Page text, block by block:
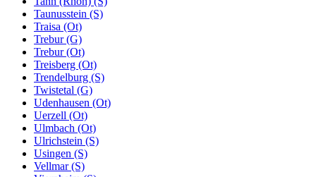
Taunusstein (S)
Traisa (Ot)
Trebur (G)
Trebur (Ot)
Treisberg (Ot)
Trendelburg (S)
Twistetal (G)
Udenhausen (Ot)
Uerzell (Ot)
Ulmbach (Ot)
Ulrichstein (S)
Usingen (S)
Vellmar (S)